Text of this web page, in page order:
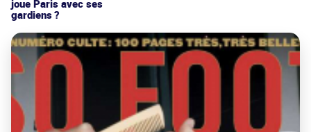
joue Paris avec ses
gardiens ?